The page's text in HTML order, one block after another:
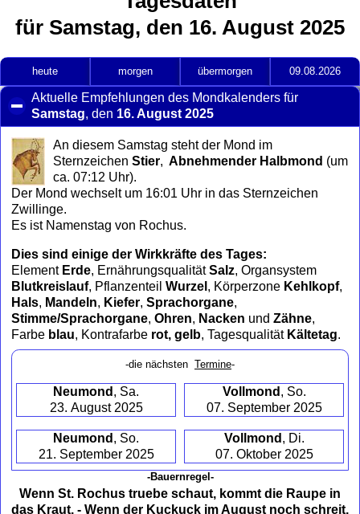
für Samstag, den 16. August 2025
heute morgen übermorgen 09.08.2026
Aktuelle Empfehlungen des Mondkalenders für
Samstag, den 16. August 2025
to
collapse
contents
An diesem Samstag steht der Mond im
Sternzeichen Stier, Abnehmender Halbmond (um
ca. 07:12 Uhr).
Der Mond wechselt um 16:01 Uhr in das Sternzeichen
Zwillinge.
Es ist Namenstag von Rochus.
Dies sind einige der Wirkkräfte des Tages:
Element Erde, ErnährungsqualitätSalz, Organsystem
Blutkreislauf, Pflanzenteil Wurzel , Körperzone Kehlkopf,
Hals, Mandeln, Kiefer, Sprachorgane,
Stimme/Sprachorgane, Ohren, Nacken und Zähne,
Farbe blau, Kontrafarbe rot, gelb, Tagesqualität Kältetag.
-die nächsten Termine-
Neumond , Sa.
23. August 2025
Vollmond , So.
07. September 2025
Neumond , So.
21. September 2025
Vollmond , Di.
07. Oktober 2025
-Bauernregel-
Wenn St. Rochus truebe schaut, kommt die Raupe in
das Kraut. - Wenn der Kuckuck im August noch schreit,